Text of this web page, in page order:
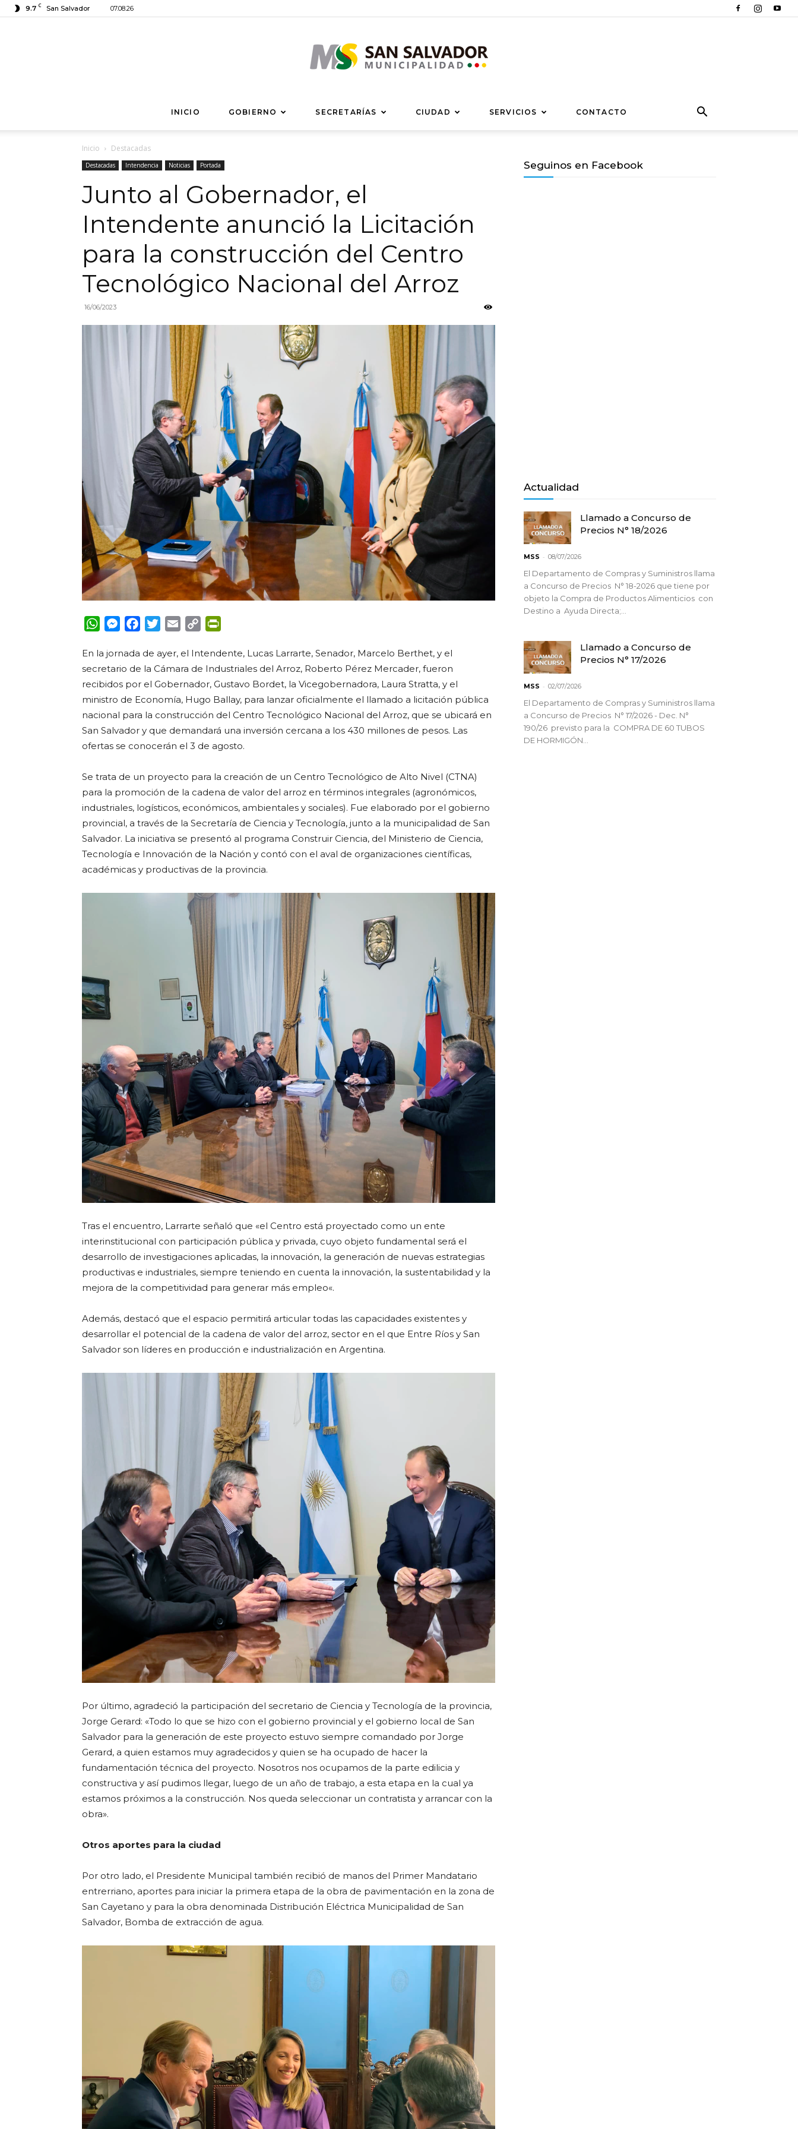
9.7 C San Salvador 07.08.26
Municipalidad
San
Salvador
INICIO GOBIERNO SECRETARÍAS CIUDAD SERVICIOS CONTACTO
Inicio Destacadas
Destacadas Intendencia Noticias Portada
Junto al Gobernador, el
Intendente anunció la Licitación
para la construcción del Centro
Tecnológico Nacional del Arroz
16/06/2023
WhatsApp
Messenger
FacebookTwitterEmail Copy
En la jornada de ayer, el Intendente, Lucas Larrarte, Senador, Marcelo Berthet, y el
secretario de la Cámara de Industriales del Arroz, Roberto Pérez Mercader, fueron
recibidos por el Gobernador, Gustavo Bordet, la Vicegobernadora, Laura Stratta, y el
ministro de Economía, Hugo Ballay, para lanzar oficialmente el llamado a licitación pública
nacional para la construcción del Centro Tecnológico Nacional del Arroz, que se ubicará en
San Salvador y que demandará una inversión cercana a los 430 millones de pesos. Las
ofertas se conocerán el 3 de agosto.
Se trata de un proyecto para la creación de un Centro Tecnológico de Alto Nivel (CTNA)
para la promoción de la cadena de valor del arroz en términos integrales (agronómicos,
industriales, logísticos, económicos, ambientales y sociales). Fue elaborado por el gobierno
provincial, a través de la Secretaría de Ciencia y Tecnología, junto a la municipalidad de San
Salvador. La iniciativa se presentó al programa Construir Ciencia, del Ministerio de Ciencia,
Tecnología e Innovación de la Nación y contó con el aval de organizaciones científicas,
académicas y productivas de la provincia.
Tras el encuentro, Larrarte señaló que «el Centro está proyectado como un ente
interinstitucional con participación pública y privada, cuyo objeto fundamental será el
desarrollo de investigaciones aplicadas, la innovación, la generación de nuevas estrategias
productivas e industriales, siempre teniendo en cuenta la innovación, la sustentabilidad y la
mejora de la competitividad para generar más empleo«.
Además, destacó que el espacio permitirá articular todas las capacidades existentes y
desarrollar el potencial de la cadena de valor del arroz, sector en el que Entre Ríos y San
Salvador son líderes en producción e industrialización en Argentina.
Por último, agradeció la participación del secretario de Ciencia y Tecnología de la provincia,
Jorge Gerard: «Todo lo que se hizo con el gobierno provincial y el gobierno local de San
Salvador para la generación de este proyecto estuvo siempre comandado por Jorge
Gerard, a quien estamos muy agradecidos y quien se ha ocupado de hacer la
fundamentación técnica del proyecto. Nosotros nos ocupamos de la parte edilicia y
constructiva y así pudimos llegar, luego de un año de trabajo, a esta etapa en la cual ya
estamos próximos a la construcción. Nos queda seleccionar un contratista y arrancar con la
obra».
Otros aportes para la ciudad
Por otro lado, el Presidente Municipal también recibió de manos del Primer Mandatario
entrerriano, aportes para iniciar la primera etapa de la obra de pavimentación en la zona de
San Cayetano y para la obra denominada Distribución Eléctrica Municipalidad de San
Salvador, Bomba de extracción de agua.
Seguinos en Facebook
Actualidad
Llamado a Concurso de
Precios N° 18/2026
MSS - 08/07/2026
El Departamento de Compras y Suministros llama
a Concurso de Precios N° 18-2026 que tiene por
objeto la Compra de Productos Alimenticios con
Destino a Ayuda Directa;...
Llamado a Concurso de
Precios N° 17/2026
MSS - 02/07/2026
El Departamento de Compras y Suministros llama
a Concurso de Precios N° 17/2026 - Dec. N°
190/26 previsto para la COMPRA DE 60 TUBOS
DE HORMIGÓN...